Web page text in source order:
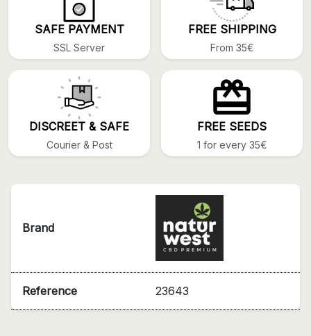
SAFE PAYMENT
SSL Server
FREE SHIPPING
From 35€
DISCREET & SAFE
Courier & Post
FREE SEEDS
1 for every 35€
Brand
Reference 23643